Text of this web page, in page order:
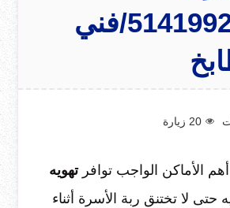
مطابخ/51419927/فني
20 زيارة
الأماكن الواجب توافرتهويه
حتى لا تختنق ربة الأسرة أثناء